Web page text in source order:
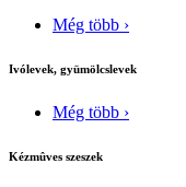
Még több ›
Ivólevek, gyümölcslevek
Még több ›
Kézmûves szeszek